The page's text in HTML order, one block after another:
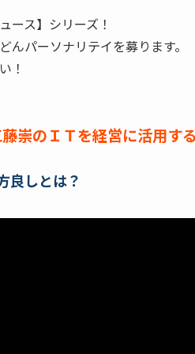
ース】シリーズ！
んパーソナリテイを募ります。
！
崇のＩＴを経営に活用す
良しとは？